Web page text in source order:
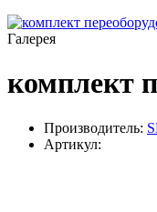
Галерея
комплект
Производитель:
Артикул: